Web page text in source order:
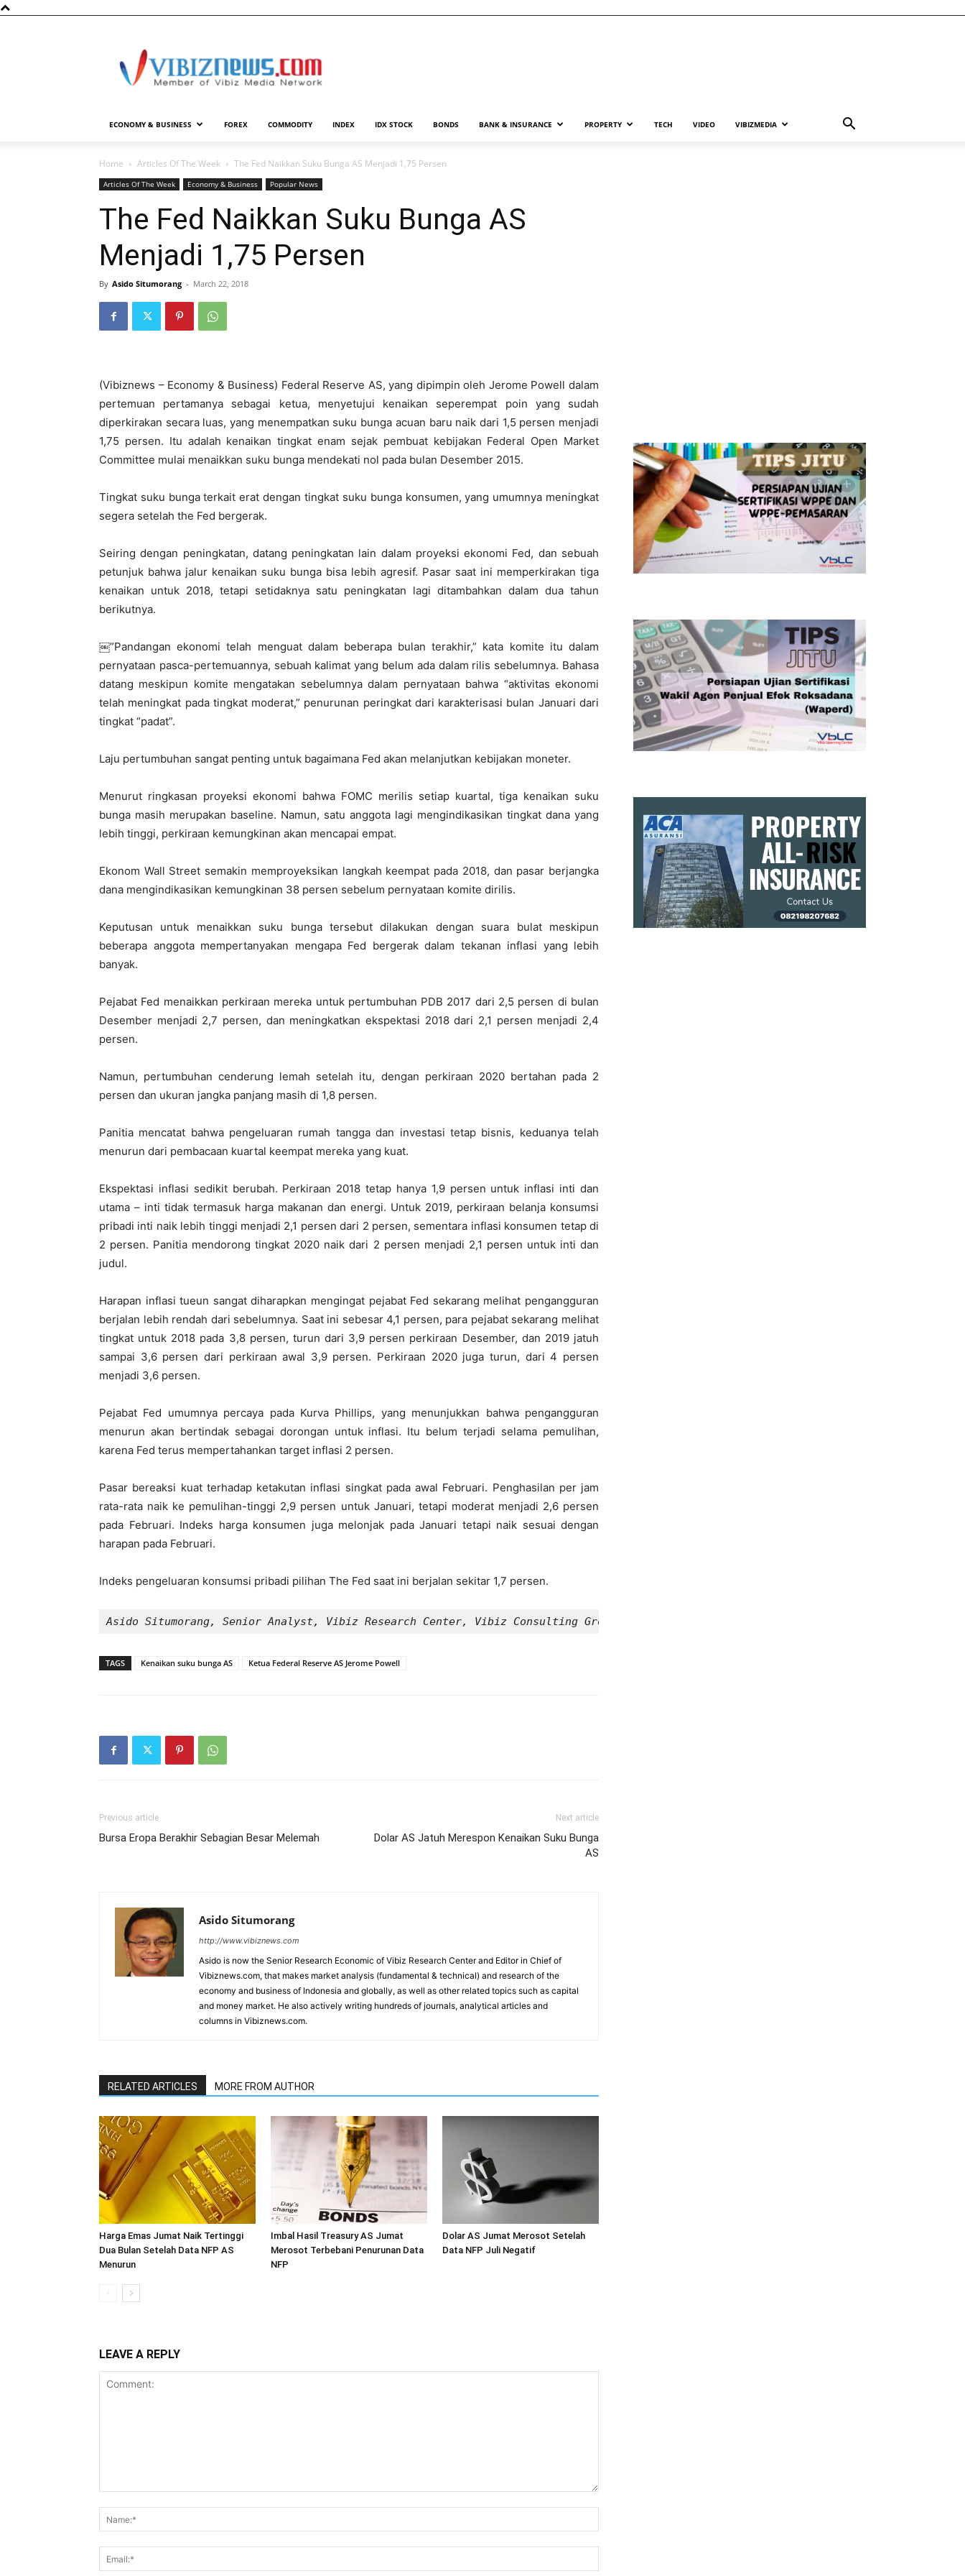
ECONOMY & BUSINESS FOREX COMMODITY INDEX IDX STOCK BONDS BANK & INSURANCE PROPERTY TECH VIDEO VIBIZMEDIA
Home Articles Of The Week The Fed Naikkan Suku Bunga AS Menjadi 1,75 Persen
Articles Of The Week Economy & Business Popular News
The Fed Naikkan Suku Bunga AS
Menjadi 1,75 Persen
By Asido Situmorang - March 22, 2018
(Vibiznews – Economy & Business) Federal Reserve AS, yang dipimpin oleh Jerome Powell dalam
pertemuan pertamanya sebagai ketua, menyetujui kenaikan seperempat poin yang sudah
diperkirakan secara luas, yang menempatkan suku bunga acuan baru naik dari 1,5 persen menjadi
1,75 persen. Itu adalah kenaikan tingkat enam sejak pembuat kebijakan Federal Open Market
Committee mulai menaikkan suku bunga mendekati nol pada bulan Desember 2015.
Tingkat suku bunga terkait erat dengan tingkat suku bunga konsumen, yang umumnya meningkat
segera setelah the Fed bergerak.
Seiring dengan peningkatan, datang peningkatan lain dalam proyeksi ekonomi Fed, dan sebuah
petunjuk bahwa jalur kenaikan suku bunga bisa lebih agresif. Pasar saat ini memperkirakan tiga
kenaikan untuk 2018, tetapi setidaknya satu peningkatan lagi ditambahkan dalam dua tahun
berikutnya.
￼”Pandangan ekonomi telah menguat dalam beberapa bulan terakhir,” kata komite itu dalam
pernyataan pasca-pertemuannya, sebuah kalimat yang belum ada dalam rilis sebelumnya. Bahasa
datang meskipun komite mengatakan sebelumnya dalam pernyataan bahwa “aktivitas ekonomi
telah meningkat pada tingkat moderat,” penurunan peringkat dari karakterisasi bulan Januari dari
tingkat “padat”.
Laju pertumbuhan sangat penting untuk bagaimana Fed akan melanjutkan kebijakan moneter.
Menurut ringkasan proyeksi ekonomi bahwa FOMC merilis setiap kuartal, tiga kenaikan suku
bunga masih merupakan baseline. Namun, satu anggota lagi mengindikasikan tingkat dana yang
lebih tinggi, perkiraan kemungkinan akan mencapai empat.
Ekonom Wall Street semakin memproyeksikan langkah keempat pada 2018, dan pasar berjangka
dana mengindikasikan kemungkinan 38 persen sebelum pernyataan komite dirilis.
Keputusan untuk menaikkan suku bunga tersebut dilakukan dengan suara bulat meskipun
beberapa anggota mempertanyakan mengapa Fed bergerak dalam tekanan inflasi yang lebih
banyak.
Pejabat Fed menaikkan perkiraan mereka untuk pertumbuhan PDB 2017 dari 2,5 persen di bulan
Desember menjadi 2,7 persen, dan meningkatkan ekspektasi 2018 dari 2,1 persen menjadi 2,4
persen.
Namun, pertumbuhan cenderung lemah setelah itu, dengan perkiraan 2020 bertahan pada 2
persen dan ukuran jangka panjang masih di 1,8 persen.
Panitia mencatat bahwa pengeluaran rumah tangga dan investasi tetap bisnis, keduanya telah
menurun dari pembacaan kuartal keempat mereka yang kuat.
Ekspektasi inflasi sedikit berubah. Perkiraan 2018 tetap hanya 1,9 persen untuk inflasi inti dan
utama – inti tidak termasuk harga makanan dan energi. Untuk 2019, perkiraan belanja konsumsi
pribadi inti naik lebih tinggi menjadi 2,1 persen dari 2 persen, sementara inflasi konsumen tetap di
2 persen. Panitia mendorong tingkat 2020 naik dari 2 persen menjadi 2,1 persen untuk inti dan
judul.
Harapan inflasi tueun sangat diharapkan mengingat pejabat Fed sekarang melihat pengangguran
berjalan lebih rendah dari sebelumnya. Saat ini sebesar 4,1 persen, para pejabat sekarang melihat
tingkat untuk 2018 pada 3,8 persen, turun dari 3,9 persen perkiraan Desember, dan 2019 jatuh
sampai 3,6 persen dari perkiraan awal 3,9 persen. Perkiraan 2020 juga turun, dari 4 persen
menjadi 3,6 persen.
Pejabat Fed umumnya percaya pada Kurva Phillips, yang menunjukkan bahwa pengangguran
menurun akan bertindak sebagai dorongan untuk inflasi. Itu belum terjadi selama pemulihan,
karena Fed terus mempertahankan target inflasi 2 persen.
Pasar bereaksi kuat terhadap ketakutan inflasi singkat pada awal Februari. Penghasilan per jam
rata-rata naik ke pemulihan-tinggi 2,9 persen untuk Januari, tetapi moderat menjadi 2,6 persen
pada Februari. Indeks harga konsumen juga melonjak pada Januari tetapi naik sesuai dengan
harapan pada Februari.
Indeks pengeluaran konsumsi pribadi pilihan The Fed saat ini berjalan sekitar 1,7 persen.
Asido Situmorang, Senior Analyst, Vibiz Research Center, Vibiz Consulting Group
TAGS Kenaikan suku bunga AS Ketua Federal Reserve AS Jerome Powell
Previous article
Bursa Eropa Berakhir Sebagian Besar Melemah
Next article
Dolar AS Jatuh Merespon Kenaikan Suku Bunga
AS
Asido Situmorang
http://www.vibiznews.com
Asido is now the Senior Research Economic of Vibiz Research Center and Editor in Chief of
Vibiznews.com, that makes market analysis (fundamental & technical) and research of the
economy and business of Indonesia and globally, as well as other related topics such as capital
and money market. He also actively writing hundreds of journals, analytical articles and
columns in Vibiznews.com.
RELATED ARTICLES MORE FROM AUTHOR
Harga Emas Jumat Naik Tertinggi
Dua Bulan Setelah Data NFP AS
Menurun
Imbal Hasil Treasury AS Jumat
Merosot Terbebani Penurunan Data
NFP
Dolar AS Jumat Merosot Setelah
Data NFP Juli Negatif
LEAVE A REPLY